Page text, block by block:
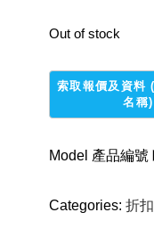
Out of stock
Model 產品編
Categories:折